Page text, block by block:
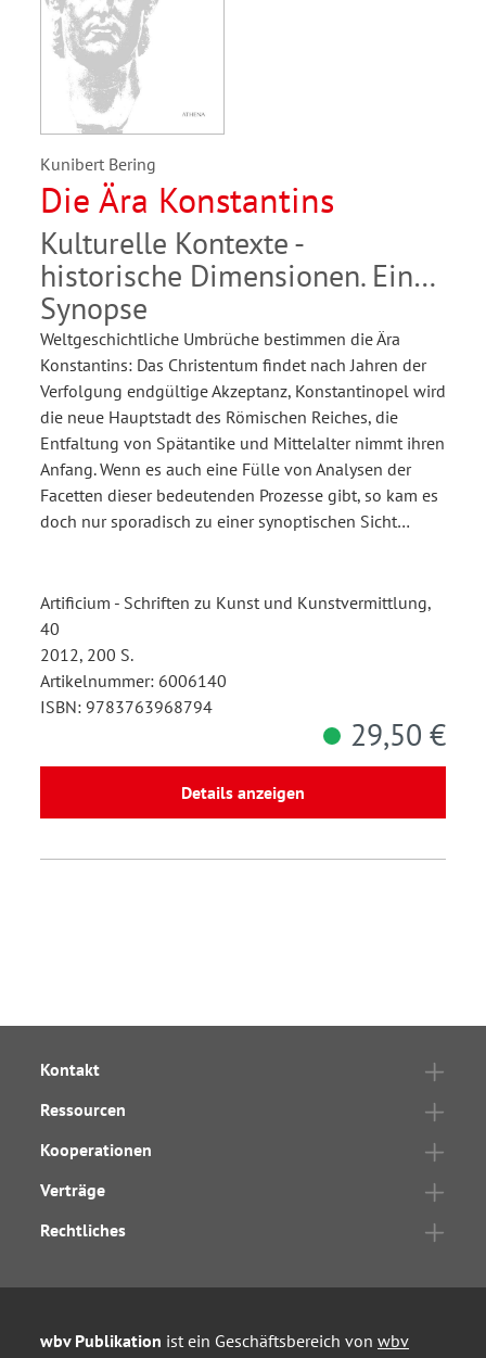
Kunibert Bering
Die Ära Konstantins
Kulturelle Kontexte -
historische Dimensionen. Eine
Synopse
Weltgeschichtliche Umbrüche bestimmen die Ära
Konstantins: Das Christentum findet nach Jahren der
Verfolgung endgültige Akzeptanz, Konstantinopel wird
die neue Hauptstadt des Römischen Reiches, die
Entfaltung von Spätantike und Mittelalter nimmt ihren
Anfang. Wenn es auch eine Fülle von Analysen der
Facetten dieser bedeutenden Prozesse gibt, so kam es
doch nur sporadisch zu einer synoptischen Sicht…
Artificium - Schriften zu Kunst und Kunstvermittlung,
40
2012, 200 S.
Artikelnummer: 6006140
ISBN: 9783763968794
29,50 €
Details anzeigen
Kontakt
Ressourcen
Kooperationen
Verträge
Rechtliches
wbv Publikation ist ein Geschäftsbereich von wbv